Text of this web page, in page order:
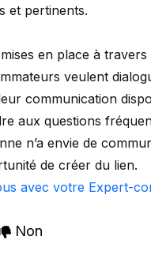
et pertinents.
en place à
veulent
communication
aux questions
n’a envie de
de créer du lien.
avec votre Expert-
Non